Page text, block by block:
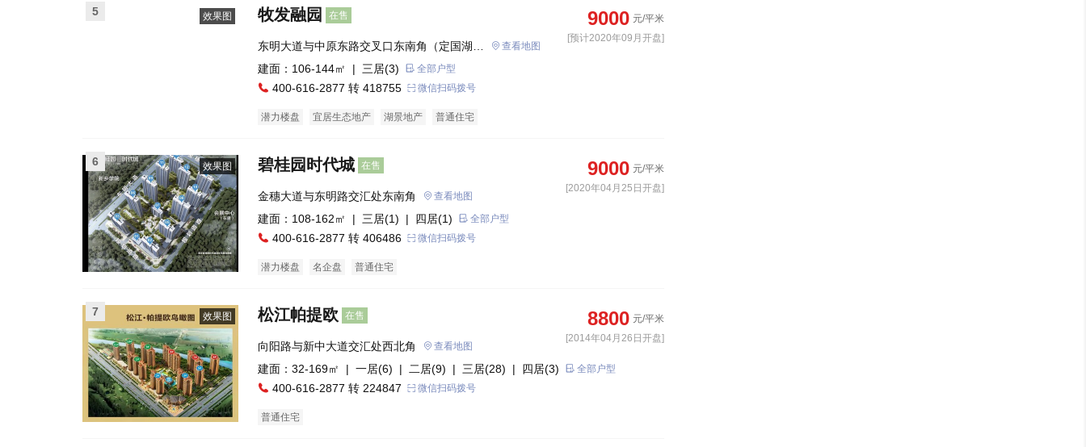
效果图
5 牧发融园 在售 9000 元/平米
[预计2020年09月开盘]
东明大道与中原东路交叉口东南角（定国湖西
口）
查看地图
建面：106-144㎡ | 三居(3) 全部户型
400-616-2877 转 418755 微信扫码拨号
潜力楼盘 宜居生态地产 湖景地产 普通住宅
效果图
6 碧桂园时代城 在售 9000 元/平米
[2020年04月25日开盘]
金穗大道与东明路交汇处东南角 查看地图
建面：108-162㎡ | 三居(1) | 四居(1) 全部户型
400-616-2877 转 406486 微信扫码拨号
潜力楼盘 名企盘 普通住宅
效果图
7 松江帕提欧 在售 8800 元/平米
[2014年04月26日开盘]
向阳路与新中大道交汇处西北角 查看地图
建面：32-169㎡ | 一居(6) | 二居(9) | 三居(28) | 四居(3) 全部户型
400-616-2877 转 224847 微信扫码拨号
普通住宅